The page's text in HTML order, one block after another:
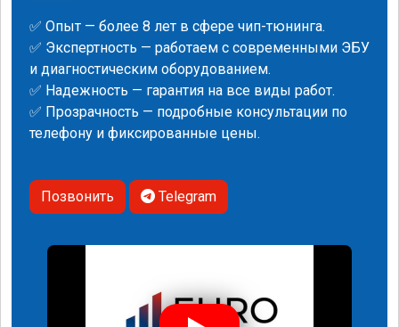
✅ Опыт — более 8 лет в сфере чип-тюнинга.
✅ Экспертность — работаем с современными ЭБУ
и диагностическим оборудованием.
✅ Надежность — гарантия на все виды работ.
✅ Прозрачность — подробные консультации по
телефону и фиксированные цены.
Позвонить Telegram